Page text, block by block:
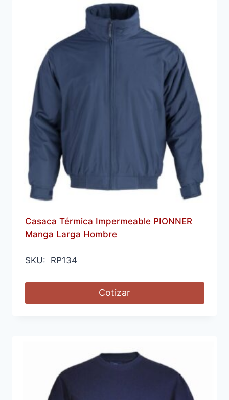
Casaca Térmica Impermeable PIONNER
Manga Larga Hombre
SKU: RP134
Cotizar